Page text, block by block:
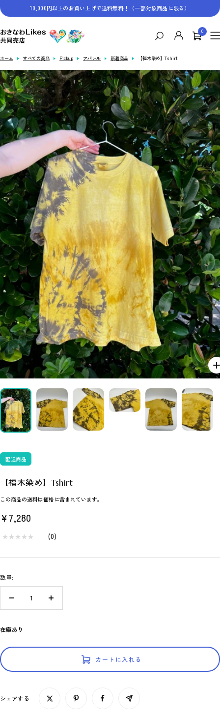
ン
ン
ツ
ス
キ
ッ
プ
10,000円以上のお買い上げで送料無料！（一部対象商品に限る）
お
き
わ
Likes
共
同
売
店
0
ナ
シ
ョ
ン
ホーム すべての商品 Pickup アパレル 新着商品 【福木染め】Tshirt
配送商品
【福木染め】Tshirt
この商品の送料は価格に含まれています。
セ
ー
格
¥7,280
★ ★ ★ ★ ★
★ ★ ★ ★ ★ (0)
数量:
量
減
数
量
在庫あり
カートに入れる
シェアする